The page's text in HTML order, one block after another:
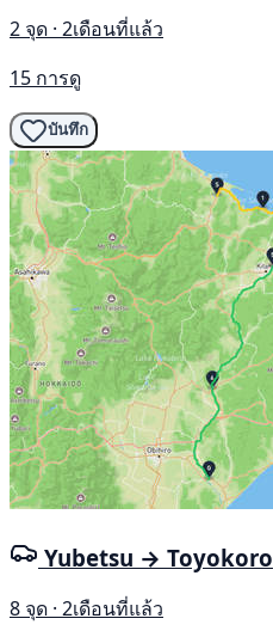
2 จุด · 2เดือนที่แล้ว
15 การดู
บันทึก
Yubetsu → Toyokoro
8 จุด · 2เดือนที่แล้ว